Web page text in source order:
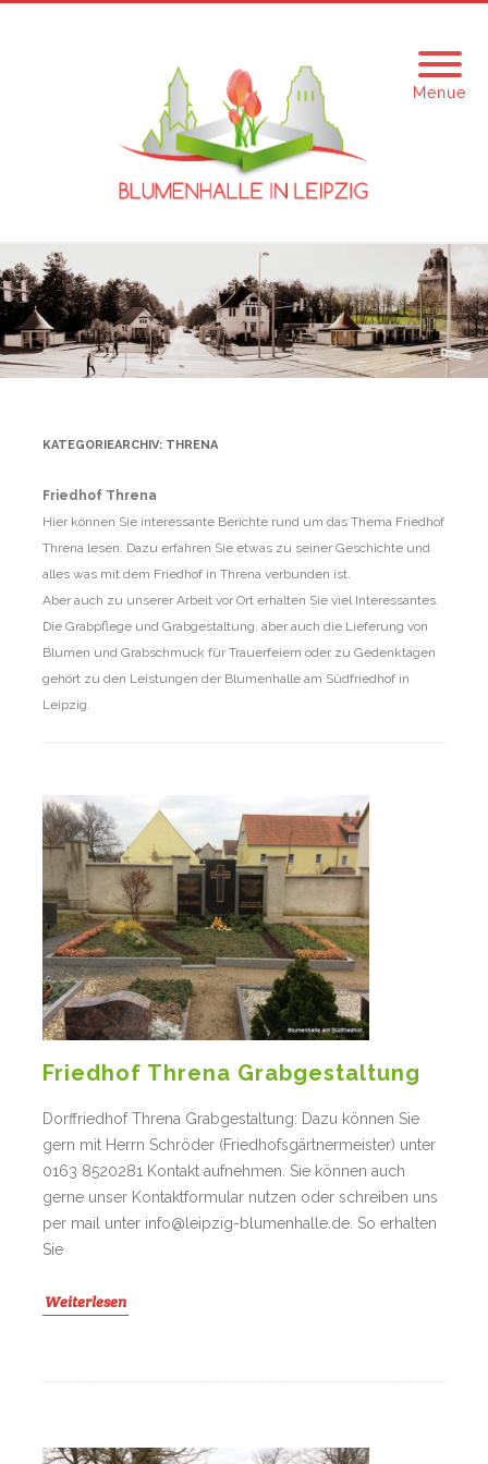
Menue
KATEGORIEARCHIV: THRENA
Friedhof Threna
Hier können Sie interessante Berichte rund um das Thema Friedhof
Threna lesen. Dazu erfahren Sie etwas zu seiner Geschichte und
alles was mit dem Friedhof in Threna verbunden ist.
Aber auch zu unserer Arbeit vor Ort erhalten Sie viel Interessantes.
Die Grabpflege und Grabgestaltung, aber auch die Lieferung von
Blumen und Grabschmuck für Trauerfeiern oder zu Gedenktagen
gehört zu den Leistungen der Blumenhalle am Südfriedhof in
Leipzig.
Friedhof Threna Grabgestaltung
Dorffriedhof Threna Grabgestaltung: Dazu können Sie
gern mit Herrn Schröder (Friedhofsgärtnermeister) unter
0163 8520281 Kontakt aufnehmen. Sie können auch
gerne unser Kontaktformular nutzen oder schreiben uns
per mail unter info@leipzig-blumenhalle.de. So erhalten
Sie
Weiterlesen